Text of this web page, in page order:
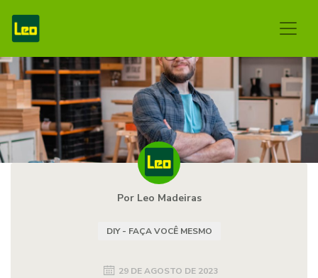
Por Leo Madeiras
DIY - FAÇA VOCÊ MESMO
29 DE AGOSTO DE 2023